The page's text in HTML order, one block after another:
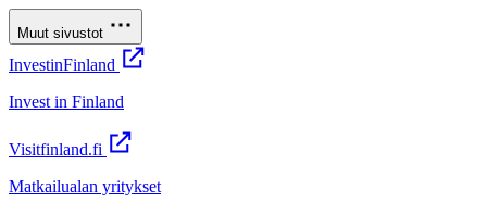
Muut sivustot
InvestinFinland
Invest in Finland
Visitfinland.fi
Matkailualan yritykset